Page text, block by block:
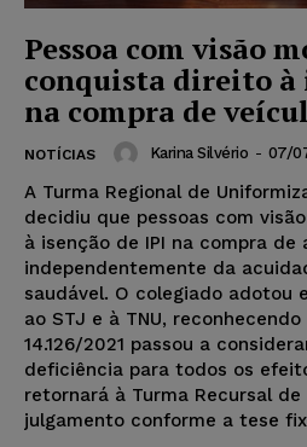
Pessoa com visão
conquista direito à
na compra de
NOTÍCIAS Karina Silvério - 07/
A Turma Regional de
decidiu que pessoas com
à isenção de IPI na compra de
independentemente da
saudável. O colegiado adotou
ao STJ e à TNU,
14.126/2021 passou a
deficiência para todos os
retornará à Turma Recursal
julgamento conforme a tese